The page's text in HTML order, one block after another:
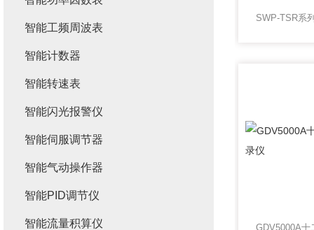
智能工频周波表
智能计数器
智能转速表
智能闪光报警仪
智能伺服调节器
智能气动操作器
智能PID调节仪
智能流量积算仪